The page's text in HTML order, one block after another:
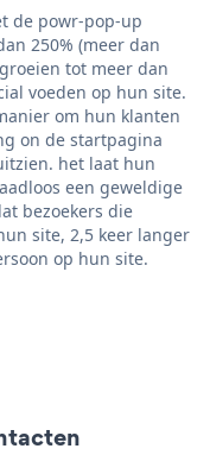
de powr-pop-up
250% (meer dan
tot meer dan
voeden op hun site.
om hun klanten
on de startpagina
het laat hun
een geweldige
bezoekers die
site, 2,5 keer langer
op hun site.